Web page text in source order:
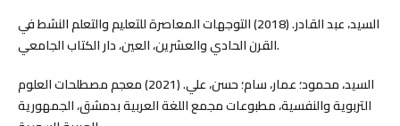
السيد، عبد القادر. (2018) التوجهات المعاصرة للتعليم والتعلم النشط في
القرن الحادي والعشرين، العين، دار الكتاب الجامعي.
السيد، محمود؛ عمار، سام؛ حسن، علي. (2021) معجم مصطلحات العلوم
التربوية والنفسية، مطبوعات مجمع اللغة العربية بدمشق، الجمهورية